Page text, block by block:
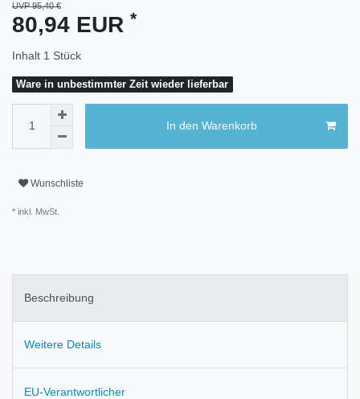
UVP 95,40 €
80,94 EUR *
Inhalt 1 Stück
Ware in unbestimmter Zeit wieder lieferbar
In den Warenkorb
Wunschliste
* inkl. MwSt.
Beschreibung
Weitere Details
EU-Verantwortlicher